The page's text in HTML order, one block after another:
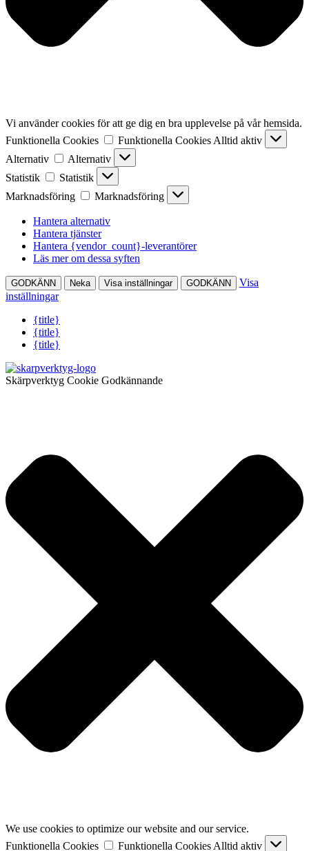
Vi använder cookies för att ge dig en bra upplevelse på vår hemsida.
Funktionella Cookies
Funktionella Cookies Alltid aktiv
Alternativ
Alternativ
Statistik
Statistik
Marknadsföring
Marknadsföring
Hantera alternativ
Hantera tjänster
Hantera {vendor_count}-leverantörer
Läs mer om dessa syften
GODKÄNN Neka Visa inställningar GODKÄNN
Visa
inställningar
{title}
{title}
{title}
Skärpverktyg Cookie Godkännande
We use cookies to optimize our website and our service.
Funktionella Cookies
Funktionella Cookies Alltid aktiv